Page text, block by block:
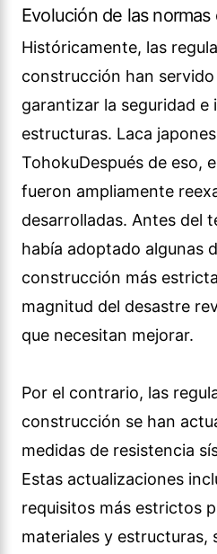
Evolución de las
Históricamente, las
construcción han
garantizar la seguridad e
estructuras. Laca
TohokuDespués de eso,
fueron ampliamente
desarrolladas. Antes del
había adoptado algunas
construcción más
magnitud del desastre
que necesitan mejorar.
Por el contrario, las
construcción se han
medidas de resistencia
Estas actualizaciones
requisitos más estrictos
materiales y estructuras,